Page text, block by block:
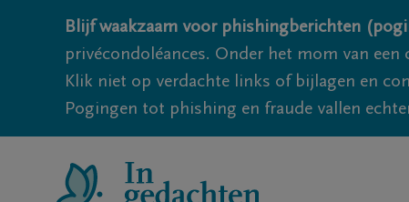
Blijf waakzaam voor phishingberichten
privécondoléances. Onder het mom van
Klik niet op verdachte links of bijlagen en
Pogingen tot phishing en fraude vallen